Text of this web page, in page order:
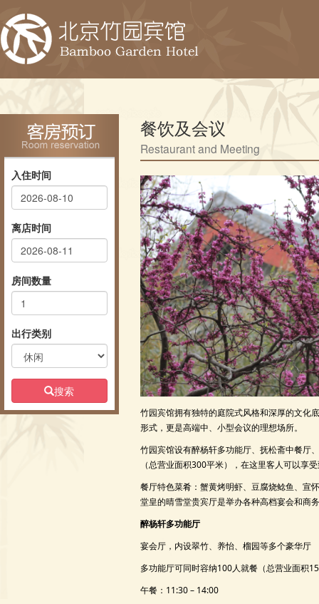
入住时间
离店时间
房间数量
出行类别
搜索
餐饮及会议
Restaurant and Meeting
竹园宾馆拥有独特的庭院式风格和深厚的文化
形式，更是高端中、小型会议的理想场所。
竹园宾馆设有醉杨轩多功能厅、抚松斋中餐厅
（总营业面积300平米），在这里客人可以享
餐厅特色菜肴：蟹黄烤明虾、豆腐烧鲶鱼、宣
堂皇的晴雪堂贵宾厅是举办各种高档宴会和商
醉杨轩多功能厅
宴会厅，内设翠竹、养怡、榴园等多个豪华厅
多功能厅可同时容纳100人就餐（总营业面积
午餐：11:30 – 14:00